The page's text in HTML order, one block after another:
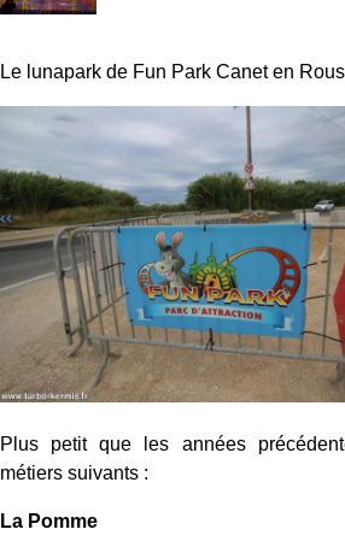
Le lunapark de Fun Park Canet en
Plus petit que les années
métiers suivants :
La Pomme